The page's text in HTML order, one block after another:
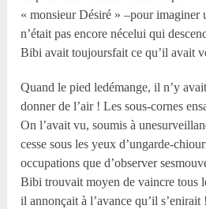
« monsieur Désiré » –pour imaginer
n’était pas encore nécelui qui
Bibi avait toujoursfait ce qu’il avait
Quand le pied ledémange, il n’y
donner de l’air ! Les sous-cornes
On l’avait vu, soumis à
cesse sous les yeux d’ungarde-
occupations que d’observer
Bibi trouvait moyen de vaincre tous
il annonçait à l’avance qu’il